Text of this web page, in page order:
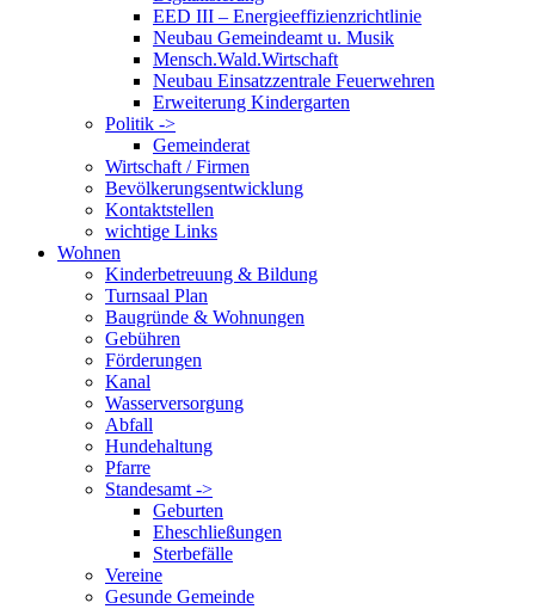
EED III – Energieeffizienzrichtlinie
Neubau Gemeindeamt u. Musik
Mensch.Wald.Wirtschaft
Neubau Einsatzzentrale Feuerwehren
Erweiterung Kindergarten
Politik ->
Gemeinderat
Wirtschaft / Firmen
Bevölkerungsentwicklung
Kontaktstellen
wichtige Links
Wohnen
Kinderbetreuung & Bildung
Turnsaal Plan
Baugründe & Wohnungen
Gebühren
Förderungen
Kanal
Wasserversorgung
Abfall
Hundehaltung
Pfarre
Standesamt ->
Geburten
Eheschließungen
Sterbefälle
Vereine
Gesunde Gemeinde